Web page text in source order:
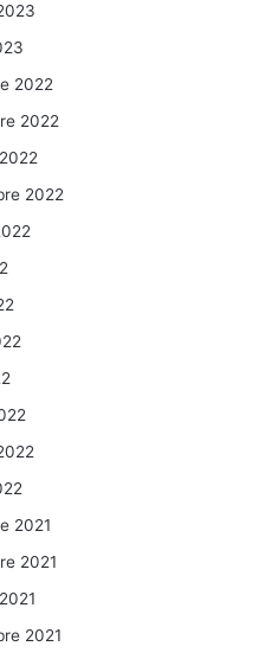
2022
2022
2022
2021
2021
2021